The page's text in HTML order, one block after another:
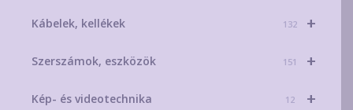
+
Kábelek, kellékek 132
+
Szerszámok, eszközök 151
+
Kép- és videotechnika 12